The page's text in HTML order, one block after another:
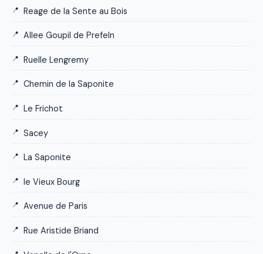
Reage de la Sente au Bois
Allee Goupil de Prefeln
Ruelle Lengremy
Chemin de la Saponite
Le Frichot
Sacey
La Saponite
le Vieux Bourg
Avenue de Paris
Rue Aristide Briand